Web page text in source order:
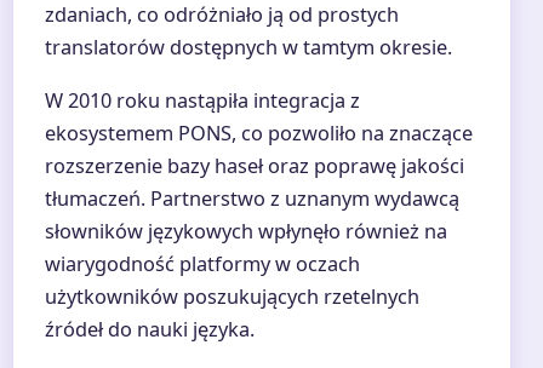
zdaniach, co odróżniało ją od prostych
translatorów dostępnych w tamtym okresie.
W 2010 roku nastąpiła integracja z
ekosystemem PONS, co pozwoliło na znaczące
rozszerzenie bazy haseł oraz poprawę jakości
tłumaczeń. Partnerstwo z uznanym wydawcą
słowników językowych wpłynęło również na
wiarygodność platformy w oczach
użytkowników poszukujących rzetelnych
źródeł do nauki języka.